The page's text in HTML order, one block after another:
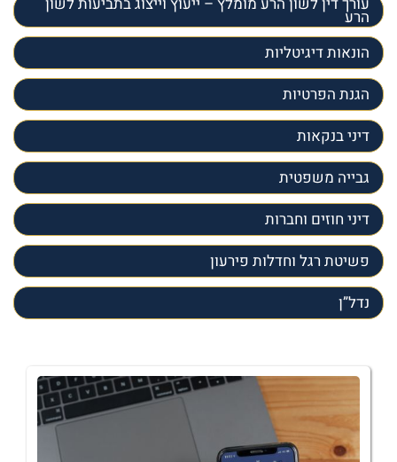
הרע
הונאות דיגיטליות
הגנת הפרטיות
דיני בנקאות
גבייה משפטית
דיני חוזים וחברות
פשיטת רגל וחדלות פירעון
נדל”ן